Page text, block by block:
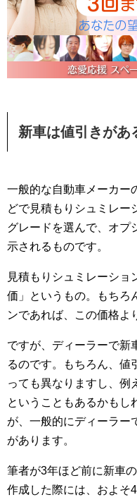
新車は値引きがあ
一般的な自動車メーカー
どで見積もりシュミレー
グレードを選んで、オ
示されるものです。
見積もりシュミレーショ
価」というもの。もちろ
ンであれば、この価格よ
ですが、ディーラーで新
るのです。もちろん、値
っても異なりますし、例
ということもあるかもし
が、一般的にディーラー
があります。
筆者が3年ほど前に新車
作成した際には、およそ